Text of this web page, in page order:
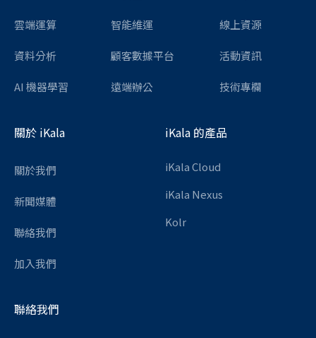
雲端運算
資料分析
AI 機器學習
智能維運
顧客數據平台
遠端辦公
線上資源
活動資訊
技術專欄
關於 iKala
關於我們
新聞媒體
聯絡我們
加入我們
iKala 的產品
iKala Cloud
iKala Nexus
Kolr
聯絡我們